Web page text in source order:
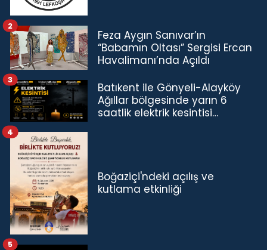
Feza Aygın Sanıvar’ın
“Babamın Oltası” Sergisi Ercan
Havalimanı’nda Açıldı
2
Batıkent ile Gönyeli-Alayköy
Ağıllar bölgesinde yarın 6
saatlik elektrik kesintisi…
3
Boğaziçi'ndeki açılış ve
kutlama etkinliği
4
5